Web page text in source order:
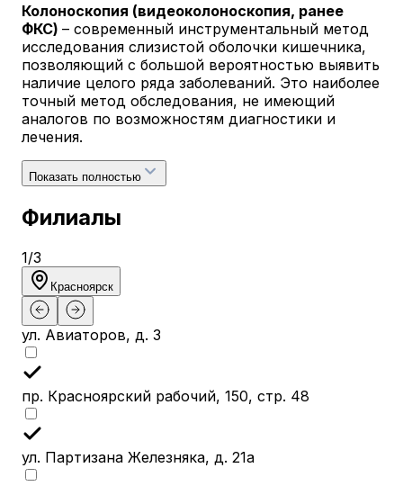
Колоноскопия (видеоколоноскопия, ранее
ФКС) – современный инструментальный метод
исследования слизистой оболочки кишечника,
позволяющий с большой вероятностью выявить
наличие целого ряда заболеваний. Это наиболее
точный метод обследования, не имеющий
аналогов по возможностям диагностики и
лечения.
Показать полностью
Филиалы
1/3
Красноярск
ул. Авиаторов, д. 3
пр. Красноярский рабочий, 150, стр. 48
ул. Партизана Железняка, д. 21а